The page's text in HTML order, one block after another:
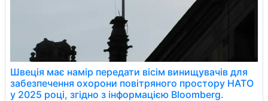
Швеція має намір передати вісім винищувачів для
забезпечення охорони повітряного простору НАТО
у 2025 році, згідно з інформацією Bloomberg.